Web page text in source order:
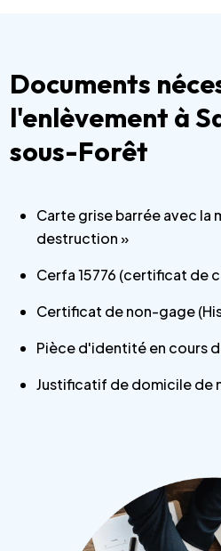
Documents
l'enlèvement à
sous-Forêt
Carte grise barrée avec la
destruction »
Cerfa 15776 (certificat de
Certificat de non-gage
Pièce d'identité en cours
Justificatif de domicile de